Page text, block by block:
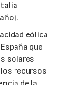
eólica
que
solares
recursos